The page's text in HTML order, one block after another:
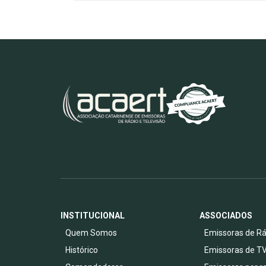
INSTITUCIONAL
Quem Somos
Histórico
ASSOCIADOS
Emissoras de
Emissoras de